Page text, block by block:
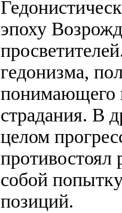
эпоху
гедонизма,
понимающего
страдания. В
целом
противостоял
собой
позиций.